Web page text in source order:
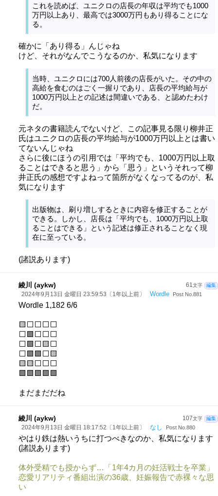
これを読めば、ユニクロの店長の年収は平均でも1000
万円以上あり、最高では3000万円もあり得ることにな
る。
確かに「あり得る」んじゃね
けど、それがなんでこうなるのか、私気になります
当時、ユニクロには700人前後の店長がいた。その中の
高給を食むのはごく一握りであり、店長の平均給与が
1000万円以上との記述は間違いである、と認めたわけ
だ。
元ネタの書籍読んでないけど、この記事見る限り柳井正
氏はユニクロの店長の平均給与が1000万円以上とは書い
てないんじゃね
さらに後にほうの引用では「平均でも、1000万円以上取
ることはできると思う」から「思う」というそれって柳
井正氏の感想ですよねって箇所がなくなってるのが、私
気になります
出版物は、刷り増しするときに内容を修正することが
できる。しかし、店長は「平均でも、1000万円以上取
ることはできる」という記述は修正されることなく現
在に至っている。
(諸説あります)
61 文字 編集
綾川 (aykw)
2024年9月13日 金曜日 23:59:53〔1年以上前〕 Wordle Post No.881
Wordle 1,182 6/6
🟨⬜⬜⬜⬜
⬜🟩⬜⬜⬜
⬜🟩⬜🟨⬜
⬜🟩🟩⬜🟨
🟨🟨⬜⬜⬜
🟩🟩🟩🟩🟩
まだまだだね
107文字 編集
綾川 (aykw)
2024年9月13日 金曜日 18:17:52〔1年以上前〕 なし Post No.880
やはり鉄は熱いうちに打つべきなのか、私気になります
(諸説あります)
体外受精でも授からず…「1年4カ月の妊活戦士を卒業」
恋愛リアリティ番組出演の36歳、妊娠報告で赤裸々な思
い